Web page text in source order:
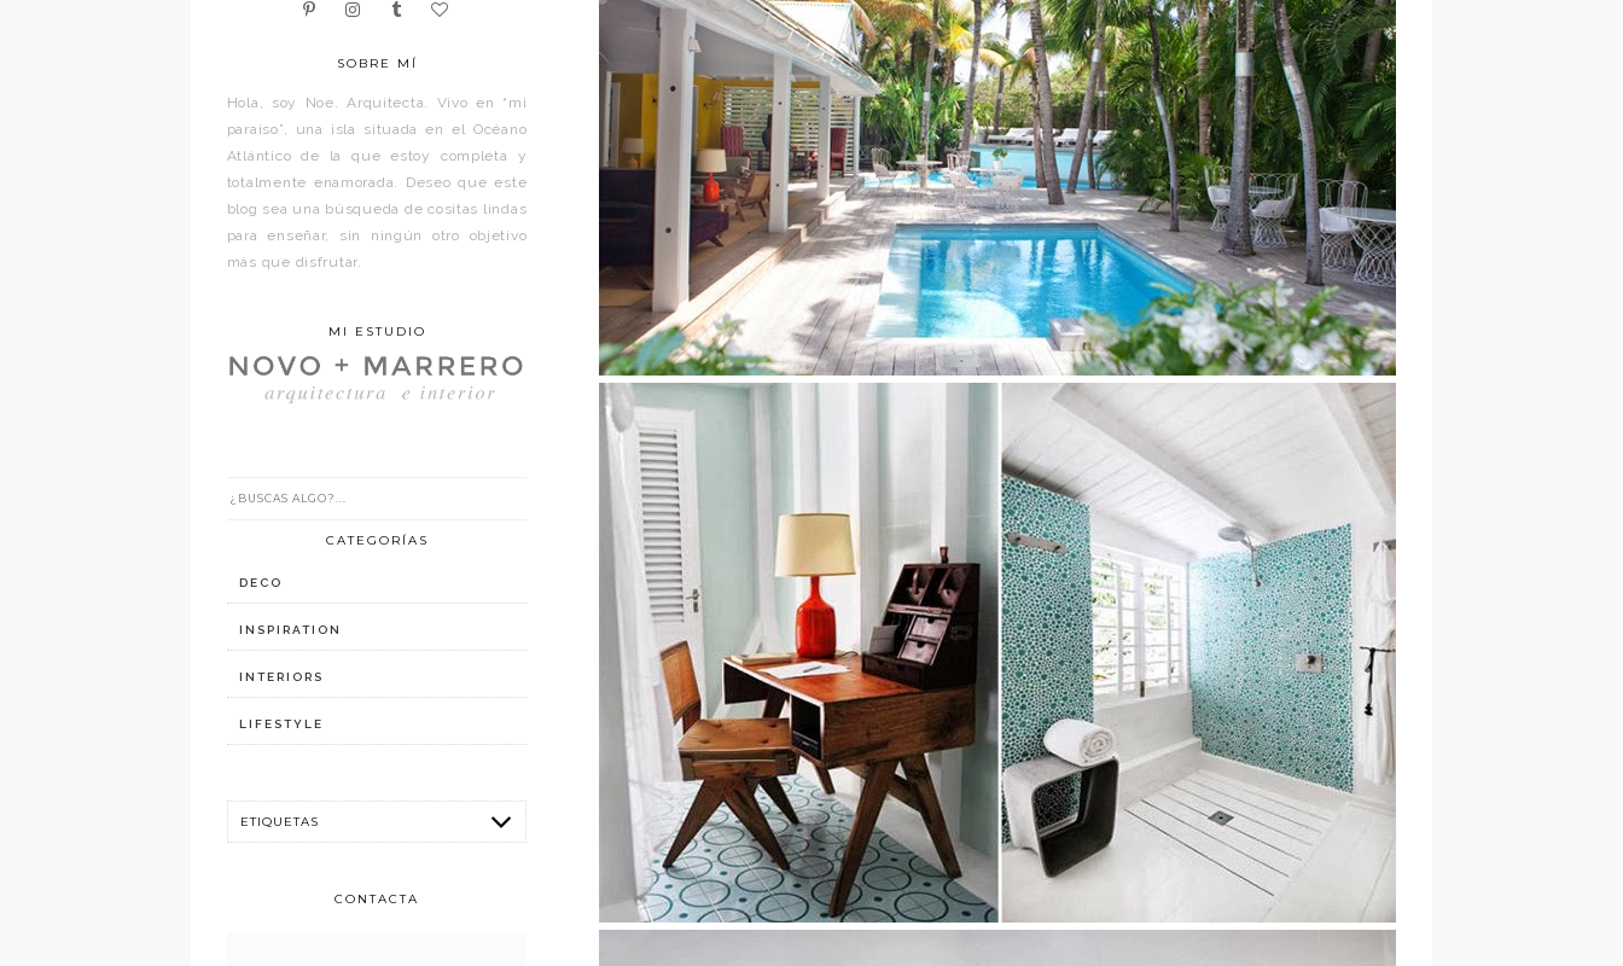
SOBRE MÍ
Hola, soy Noe. Arquitecta. Vivo en “mi
paraíso”, una isla situada en el Océano
Atlántico de la que estoy completa y
totalmente enamorada. Deseo que este
blog sea una búsqueda de cositas lindas
para enseñar, sin ningún otro objetivo
más que disfrutar.
MI ESTUDIO
CATEGORÍAS
DECO
INSPIRATION
INTERIORS
LIFESTYLE
CONTACTA